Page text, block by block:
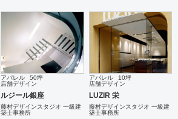
アパレル
50坪
店舗デザイン
ルジール銀座
藤村デザインスタジオ 一級建
築士事務所
アパレル
10坪
店舗デザイン
LUZIR 栄
藤村デザインスタジオ 一級建
築士事務所